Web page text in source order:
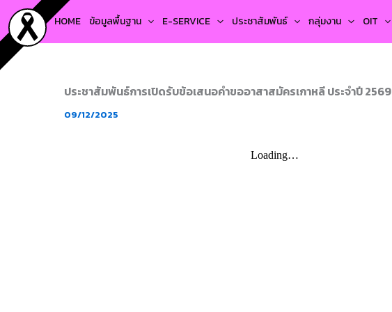
Skip
to
content
HOME ข้อมูลพื้นฐาน E-SERVICE ประชาสัมพันธ์ กลุ่มงาน OIT
ประชาสัมพันธ์การเปิดรับข้อเสนอคำขออาสาสมัครเกาหลี ประจำปี 2569
09/12/2025